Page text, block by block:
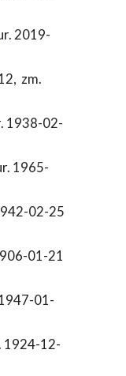
2019-
, zm.
1938-02-
1965-
02-25
01-21
01-
1924-12-